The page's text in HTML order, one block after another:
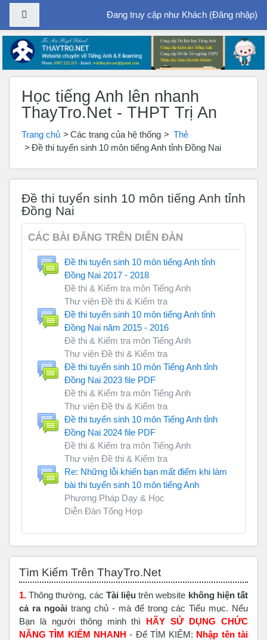
Chuyển tới nội dung chính
Bảng điều khiển cạnhĐang truy cập như Khách (Đăng nhập)
Học tiếng Anh lên nhanh
ThayTro.Net - THPT Trị An
Trang chủ Các trang của hệ thống
Thẻ
Đề thi tuyển sinh 10 môn tiếng Anh tỉnh Đồng Nai
Đề thi tuyển sinh 10 môn tiếng Anh tỉnh
Đồng Nai
CÁC BÀI ĐĂNG TRÊN DIỄN ĐÀN
Đề thi tuyển sinh 10 môn tiếng Anh tỉnh
Đồng Nai 2017 - 2018
Đề thi & Kiểm tra môn Tiếng Anh
Thư viện Đề thi & Kiểm tra
Đề thi tuyển sinh 10 môn tiếng Anh tỉnh
Đồng Nai năm 2015 - 2016
Đề thi & Kiểm tra môn Tiếng Anh
Thư viện Đề thi & Kiểm tra
Đề thi tuyển sinh 10 môn Tiếng Anh tỉnh
Đồng Nai 2023 file PDF
Đề thi & Kiểm tra môn Tiếng Anh
Thư viện Đề thi & Kiểm tra
Đề thi tuyển sinh 10 môn Tiếng Anh tỉnh
Đồng Nai 2024 file PDF
Đề thi & Kiểm tra môn Tiếng Anh
Thư viện Đề thi & Kiểm tra
Re: Những lỗi khiến bạn mất điểm khi làm
bài thi tuyển sinh 10 môn tiếng Anh
Phương Pháp Dạy & Học
Diễn Đàn Tổng Hợp
Tìm Kiếm Trên ThayTro.Net
1. Thông thường, các Tài liệu trên website không hiện tất
cả ra ngoài trang chủ - mà để trong các Tiểu mục. Nếu
Bạn là người thông minh thì HÃY SỬ DỤNG CHỨC
NĂNG TÌM KIẾM NHANH - Để TÌM KIẾM: Nhập tên tài